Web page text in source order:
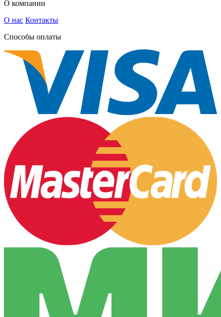
О компании
О нас Контакты
Способы оплаты